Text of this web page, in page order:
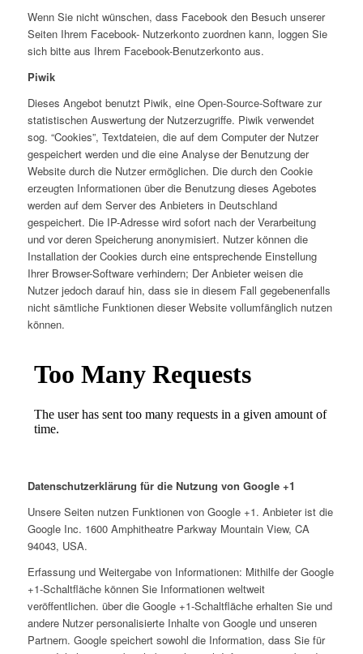
Wenn Sie nicht wünschen, dass Facebook den Besuch unserer
Seiten Ihrem Facebook- Nutzerkonto zuordnen kann, loggen Sie
sich bitte aus Ihrem Facebook-Benutzerkonto aus.
Piwik
Dieses Angebot benutzt Piwik, eine Open-Source-Software zur
statistischen Auswertung der Nutzerzugriffe. Piwik verwendet
sog. “Cookies”, Textdateien, die auf dem Computer der Nutzer
gespeichert werden und die eine Analyse der Benutzung der
Website durch die Nutzer ermöglichen. Die durch den Cookie
erzeugten Informationen über die Benutzung dieses Agebotes
werden auf dem Server des Anbieters in Deutschland
gespeichert. Die IP-Adresse wird sofort nach der Verarbeitung
und vor deren Speicherung anonymisiert. Nutzer können die
Installation der Cookies durch eine entsprechende Einstellung
Ihrer Browser-Software verhindern; Der Anbieter weisen die
Nutzer jedoch darauf hin, dass sie in diesem Fall gegebenenfalls
nicht sämtliche Funktionen dieser Website vollumfänglich nutzen
können.
Datenschutzerklärung für die Nutzung von Google +1
Unsere Seiten nutzen Funktionen von Google +1. Anbieter ist die
Google Inc. 1600 Amphitheatre Parkway Mountain View, CA
94043, USA.
Erfassung und Weitergabe von Informationen: Mithilfe der Google
+1-Schaltfläche können Sie Informationen weltweit
veröffentlichen. über die Google +1-Schaltfläche erhalten Sie und
andere Nutzer personalisierte Inhalte von Google und unseren
Partnern. Google speichert sowohl die Information, dass Sie für